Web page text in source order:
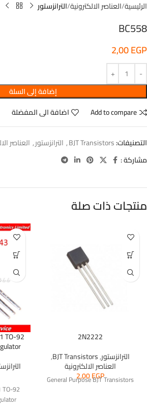
الرئيسية العناصر الالكترونية الترانزستور
BC558
2,00EGP
إضافة إلى السلة
Add to compare
اضافة الى المفضلة
التصنيفات:BJT Transistors
, الترانزستور, العناصر
مشاركة :
منتجات ذات صلة
2N2222
الترانزستور,
BJT Transistors
,
العناصر الالكترونية
2,00EGP
General Purpose BJT Transistors
TO-92
TO-92